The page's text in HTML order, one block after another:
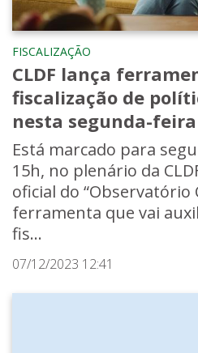
FISCALIZAÇÃO
CLDF lança
fiscalização de
nesta segunda-
Está marcado para
15h, no plenário da
oficial do “Observatório
ferramenta que vai
fis...
07/12/2023 12:41